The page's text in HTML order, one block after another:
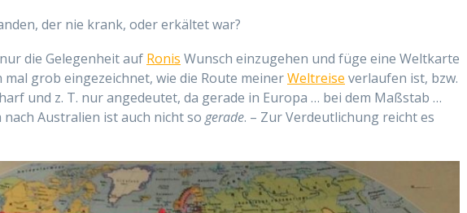
der nie krank, oder erkältet war?
die Gelegenheit auf Ronis Wunsch einzugehen und füge eine Weltkarte
mal grob eingezeichnet, wie die Route meinerWeltreise verlaufen ist, bzw.
und z. T. nur angedeutet, da gerade in Europa … bei dem Maßstab …
Australien ist auch nicht so gerade. – Zur Verdeutlichung reicht es